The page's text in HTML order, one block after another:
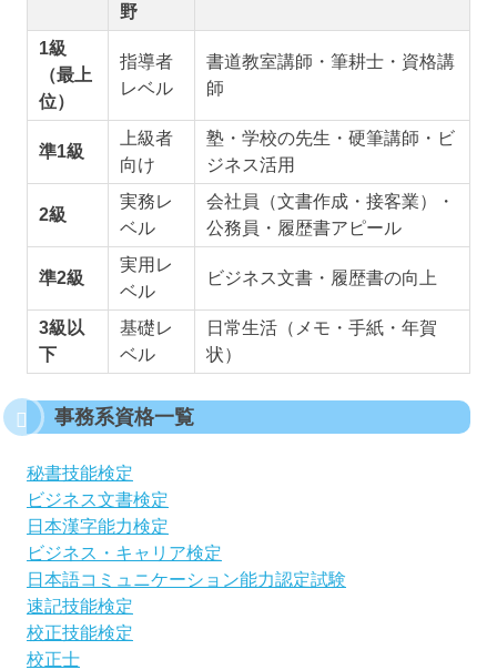
野
1級
（最上
位）
指導者
レベル
書道教室講師・筆耕士・資格講
師
準1級
上級者
向け
塾・学校の先生・硬筆講師・ビ
ジネス活用
2級
実務レ
ベル
会社員（文書作成・接客業）・
公務員・履歴書アピール
準2級
実用レ
ベル
ビジネス文書・履歴書の向上
3級以
下
基礎レ
ベル
日常生活（メモ・手紙・年賀
状）
事務系資格一覧
秘書技能検定
ビジネス文書検定
日本漢字能力検定
ビジネス・キャリア検定
日本語コミュニケーション能力認定試験
速記技能検定
校正技能検定
校正士